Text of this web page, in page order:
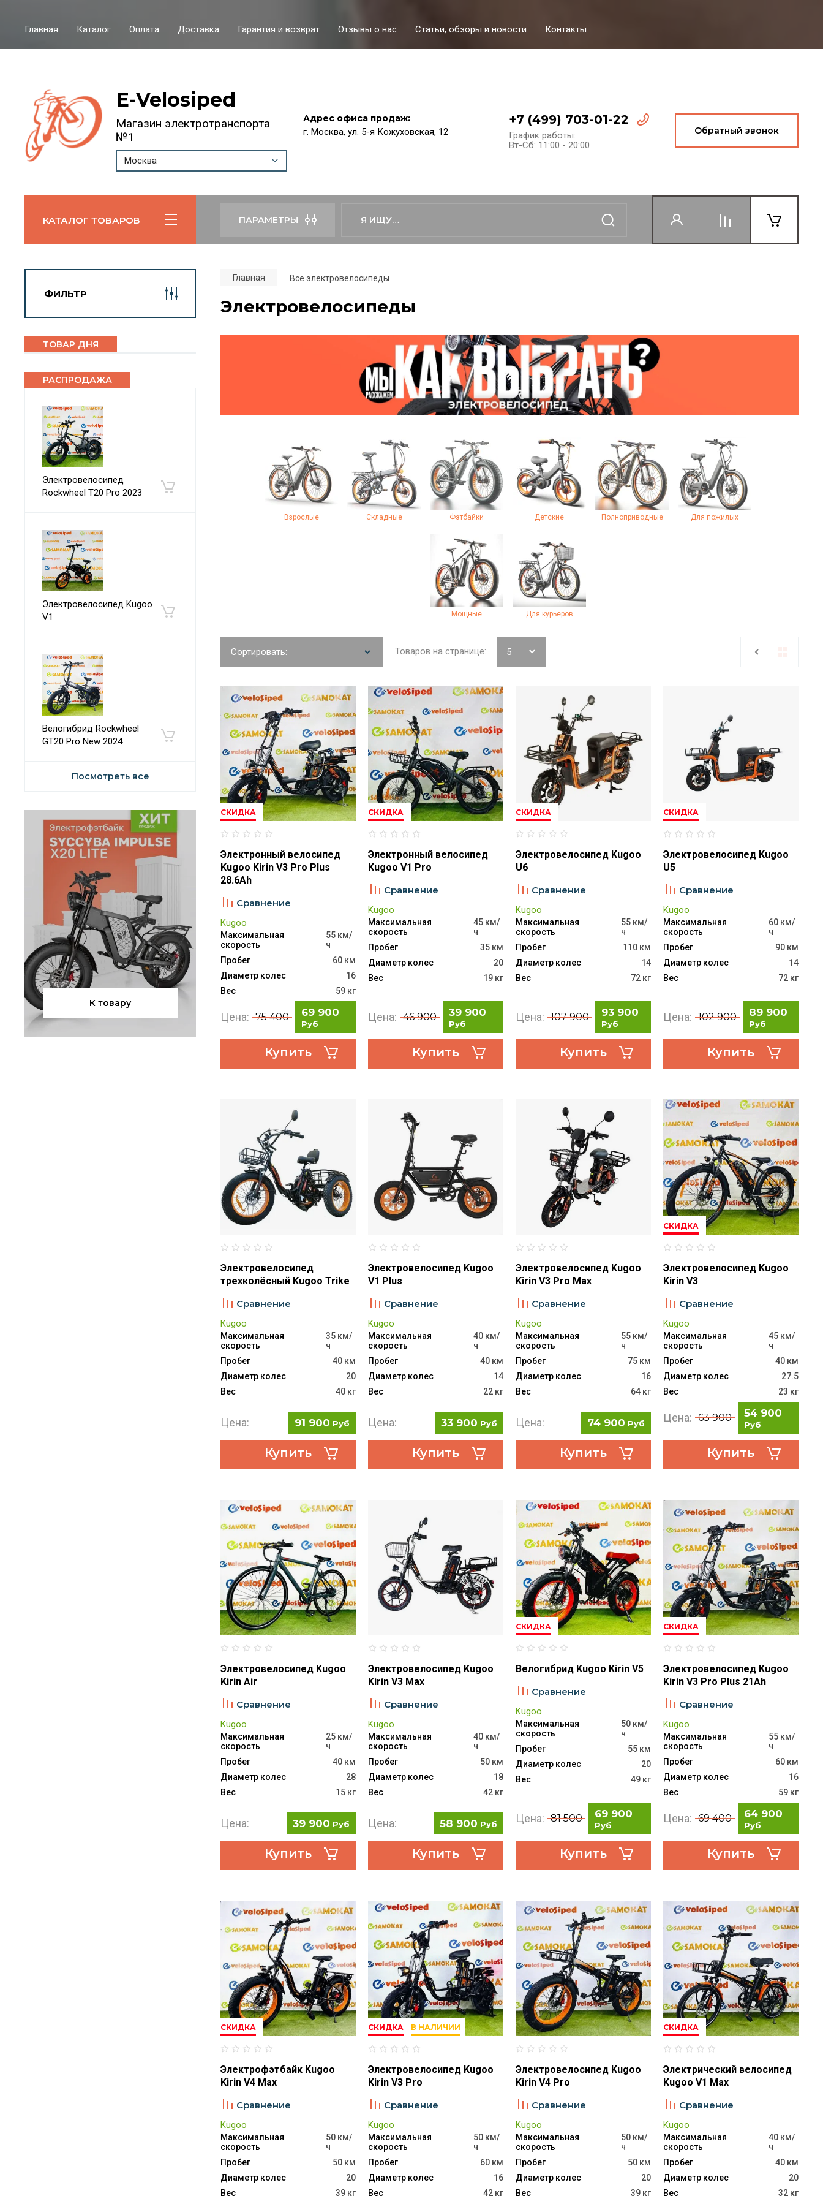
Главная Каталог Оплата Доставка Гарантия и возврат Отзывы о нас Статьи, обзоры и новости Контакты
E-Velosiped
Магазин электротранспорта
№1
Москва
Адрес офиса продаж:
г. Москва, ул. 5-я Кожуховская, 12
+7 (499) 703-01-22
График работы:
Вт-Сб: 11:00 - 20:00
Обратный звонок
КАТАЛОГ ТОВАРОВ ПАРАМЕТРЫ
ФИЛЬТР
ТОВАР ДНЯ
РАСПРОДАЖА
Электровелосипед
Rockwheel T20 Pro 2023
Электровелосипед Kugoo
V1
Велогибрид Rockwheel
GT20 Pro New 2024
Посмотреть все
К товару
Главная Все электровелосипеды
Электровелосипеды
Взрослые Складные Фэтбайки Детские Полноприводные Для пожилых
Мощные Для курьеров
Сортировать: Товаров на странице:
СКИДКА
Электронный велосипед
Kugoo Kirin V3 Pro Plus
28.6Ah
Сравнение
Kugoo
Максимальная
скорость
55 км/
ч
Пробег
60 км
Диаметр колес
16
Вес
59 кг
Цена: 75 400 69 900
Руб
Купить
СКИДКА
Электронный велосипед
Kugoo V1 Pro
Сравнение
Kugoo
Максимальная
скорость
45 км/
ч
Пробег
35 км
Диаметр колес
20
Вес
19 кг
Цена: 46 900 39 900
Руб
Купить
СКИДКА
Электровелосипед Kugoo
U6
Сравнение
Kugoo
Максимальная
скорость
55 км/
ч
Пробег
110 км
Диаметр колес
14
Вес
72 кг
Цена: 107 900 93 900
Руб
Купить
СКИДКА
Электровелосипед Kugoo
U5
Сравнение
Kugoo
Максимальная
скорость
60 км/
ч
Пробег
90 км
Диаметр колес
14
Вес
72 кг
Цена: 102 900 89 900
Руб
Купить
Электровелосипед
трехколёсный Kugoo Trike
Сравнение
Kugoo
Максимальная
скорость
35 км/
ч
Пробег
40 км
Диаметр колес
20
Вес
40 кг
Цена: 91 900 Руб
Купить
Электровелосипед Kugoo
V1 Plus
Сравнение
Kugoo
Максимальная
скорость
40 км/
ч
Пробег
40 км
Диаметр колес
14
Вес
22 кг
Цена: 33 900 Руб
Купить
Электровелосипед Kugoo
Kirin V3 Pro Max
Сравнение
Kugoo
Максимальная
скорость
55 км/
ч
Пробег
75 км
Диаметр колес
16
Вес
64 кг
Цена: 74 900 Руб
Купить
СКИДКА
Электровелосипед Kugoo
Kirin V3
Сравнение
Kugoo
Максимальная
скорость
45 км/
ч
Пробег
40 км
Диаметр колес
27.5
Вес
23 кг
Цена: 63 900 54 900
Руб
Купить
Электровелосипед Kugoo
Kirin Air
Сравнение
Kugoo
Максимальная
скорость
25 км/
ч
Пробег
40 км
Диаметр колес
28
Вес
15 кг
Цена: 39 900 Руб
Купить
Электровелосипед Kugoo
Kirin V3 Max
Сравнение
Kugoo
Максимальная
скорость
40 км/
ч
Пробег
50 км
Диаметр колес
18
Вес
42 кг
Цена: 58 900 Руб
Купить
СКИДКА
Велогибрид Kugoo Kirin V5
Сравнение
Kugoo
Максимальная
скорость
50 км/
ч
Пробег
55 км
Диаметр колес
20
Вес
49 кг
Цена: 81 500 69 900
Руб
Купить
СКИДКА
Электровелосипед Kugoo
Kirin V3 Pro Plus 21Ah
Сравнение
Kugoo
Максимальная
скорость
55 км/
ч
Пробег
60 км
Диаметр колес
16
Вес
59 кг
Цена: 69 400 64 900
Руб
Купить
СКИДКА
Электрофэтбайк Kugoo
Kirin V4 Max
Сравнение
Kugoo
Максимальная
скорость
50 км/
ч
Пробег
50 км
Диаметр колес
20
Вес
39 кг
СКИДКА В НАЛИЧИИ
Электровелосипед Kugoo
Kirin V3 Pro
Сравнение
Kugoo
Максимальная
скорость
50 км/
ч
Пробег
60 км
Диаметр колес
16
Вес
42 кг
Электровелосипед Kugoo
Kirin V4 Pro
Сравнение
Kugoo
Максимальная
скорость
50 км/
ч
Пробег
50 км
Диаметр колес
20
Вес
39 кг
СКИДКА
Электрический велосипед
Kugoo V1 Max
Сравнение
Kugoo
Максимальная
скорость
40 км/
ч
Пробег
40 км
Диаметр колес
20
Вес
32 кг